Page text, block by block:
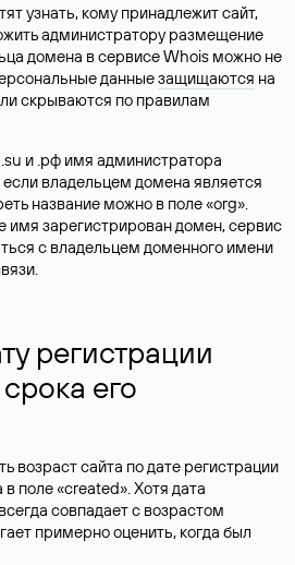
узнать, кому принадлежит сайт,
администратору размещение
домена в сервисе Whois можно не
данныезащищаются на
скрываются по правилам
и .рф имя администратора
если владельцем домена является
название можно в поле «org».
имя зарегистрирован домен, сервис
с владельцем доменного имени
регистрации
его
возраст сайта по дате регистрации
поле «created». Хотя дата
совпадает с возрастом
примерно оценить, когда был